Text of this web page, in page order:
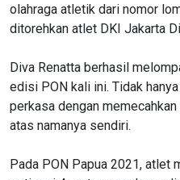
olahraga atletik dari nomor
ditorehkan atlet DKI Jakarta
Diva Renatta berhasil
edisi PON kali ini. Tidak
perkasa dengan
atas namanya sendiri.
Pada PON Papua 2021, atlet